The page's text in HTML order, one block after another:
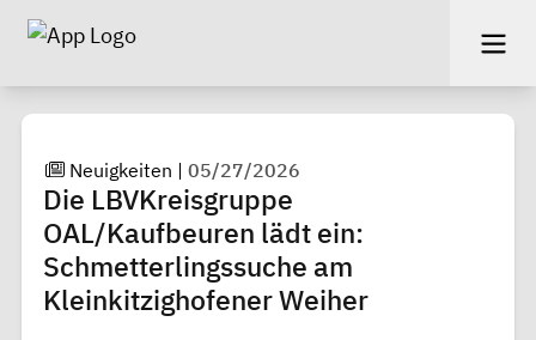
Neuigkeiten |05/27/2026
Die LBVKreisgruppe
OAL/Kaufbeuren lädt ein:
Schmetterlingssuche am
Kleinkitzighofener Weiher